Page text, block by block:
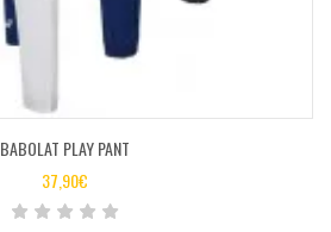
BABOLAT PLAY PANT
37,90€